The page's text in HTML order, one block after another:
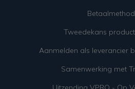
Tweedekans
Aanmelden als leverancier
Samenwerking met